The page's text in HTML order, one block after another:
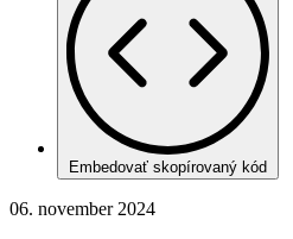
Embedovať skopírovaný kód
06. november 2024